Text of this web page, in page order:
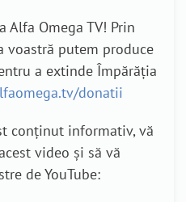
Omega TV! Prin
voastră putem produce
a extinde Împărăția
donatii
conținut informativ, vă
video și să vă
de YouTube: